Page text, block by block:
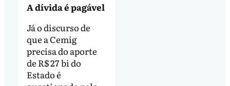
A dívida é pagável
Já o discurso de
que a Cemig
precisa do aporte
de R$ 27 bi do
Estado é